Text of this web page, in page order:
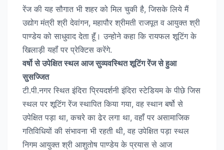
रेंज की यह सौगात भी शहर को मिल चुकी है, जिसके लिये मैं
उद्योग मंत्री श्री देवांगन, महापौर श्रीमती राजपूत व आयुक्त श्री
पाण्डेय को साधुवाद देता हूॅं। उन्होने कहा कि रायफल शूटिंग के
खिलाड़ी यहॉं पर प्रेक्टिस करेंगे.
वर्षो से उपेक्षित स्थल आज सुव्यवस्थित शूटिंग रेंज से हुआ
सुसज्जित
टी.पी.नगर स्थित इंदिरा प्रियदर्शनी इंदिरा स्टेडियम के पीछे जिस
स्थल पर शूटिंग रेंज स्थापित किया गया, वह स्थान बर्षो से
उपेक्षित पड़ा था, कचरे का ढेर लगा था, वहॉं पर असामाजिक
गतिविधियों की संभावना भी रहती थी, वह उपेक्षित पड़ा स्थल
निगम आयुक्त श्री आशुतोष पाण्डेय के प्रयास से आज